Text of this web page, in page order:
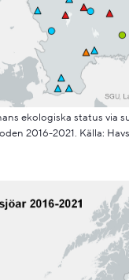
ekologiska status via
2016-2021. Källa: